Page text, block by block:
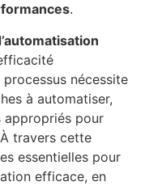
.
nécessite
à automatiser,
appropriés pour
travers cette
essentielles pour
efficace, en